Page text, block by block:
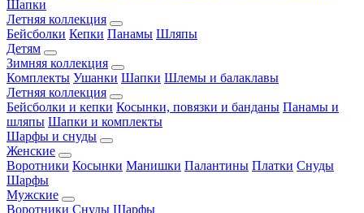
Шапки
Летняя коллекция
Бейсболки Кепки Панамы Шляпы
Детям
Зимняя коллекция
Комплекты Ушанки Шапки Шлемы и балаклавы
Летняя коллекция
Бейсболки и кепки Косынки, повязки и банданы Панамы и
шляпы Шапки и комплекты
Шарфы и снуды
Женские
Воротники Косынки Манишки Палантины Платки Снуды
Шарфы
Мужские
Воротники Снуды Шарфы